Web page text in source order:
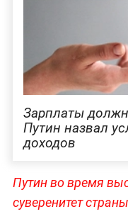
Зарплаты
Путин назвал
доходов
Путин во время
суверенитет